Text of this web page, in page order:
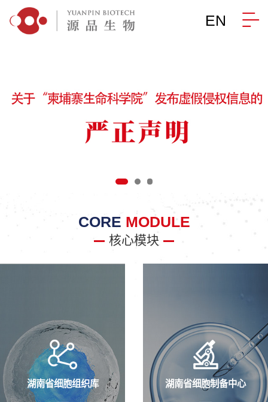
EN
CORE MODULE
核心模块
湖南省细胞组织库 湖南省细胞制备中心